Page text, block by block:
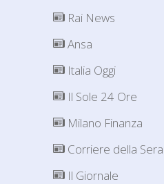
Rai News
Ansa
Italia Oggi
Il Sole 24 Ore
Milano Finanza
Corriere della Sera
Il Giornale